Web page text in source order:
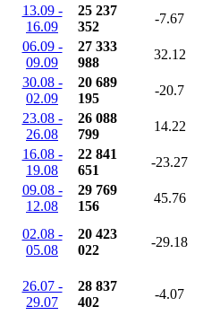
13.09 -
16.09
25 237
352
-7.67
06.09 -
09.09
27 333
988
32.12
30.08 -
02.09
20 689
195
-20.7
23.08 -
26.08
26 088
799
14.22
16.08 -
19.08
22 841
651
-23.27
09.08 -
12.08
29 769
156
45.76
02.08 -
05.08
20 423
022
-29.18
26.07 -
29.07
28 837
402
-4.07